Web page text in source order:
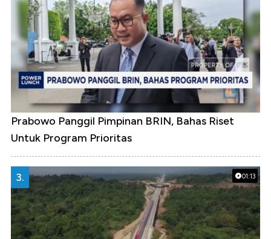
Prabowo Panggil Pimpinan BRIN, Bahas Riset
Untuk Program Prioritas
01:13
3.